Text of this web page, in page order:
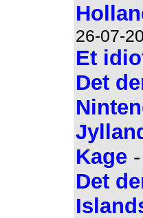
26-07-
Et
Det
Kage -
Det